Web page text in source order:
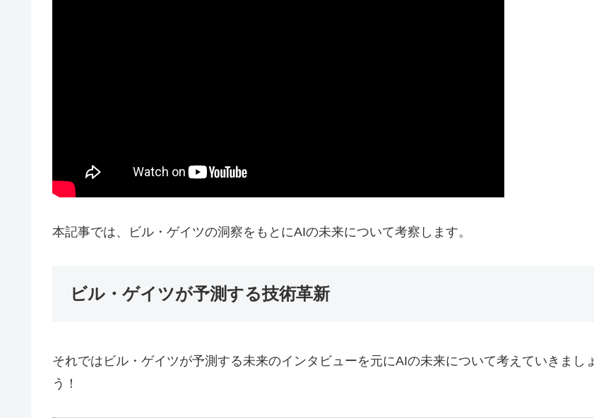
本記事では、ビル・ゲイツの洞察をもとにAIの未来について考察します。
ビル・ゲイツが予測する技術革新
それではビル・ゲイツが予測する未来のインタビューを元にAIの未来について考えていきましょ
う！